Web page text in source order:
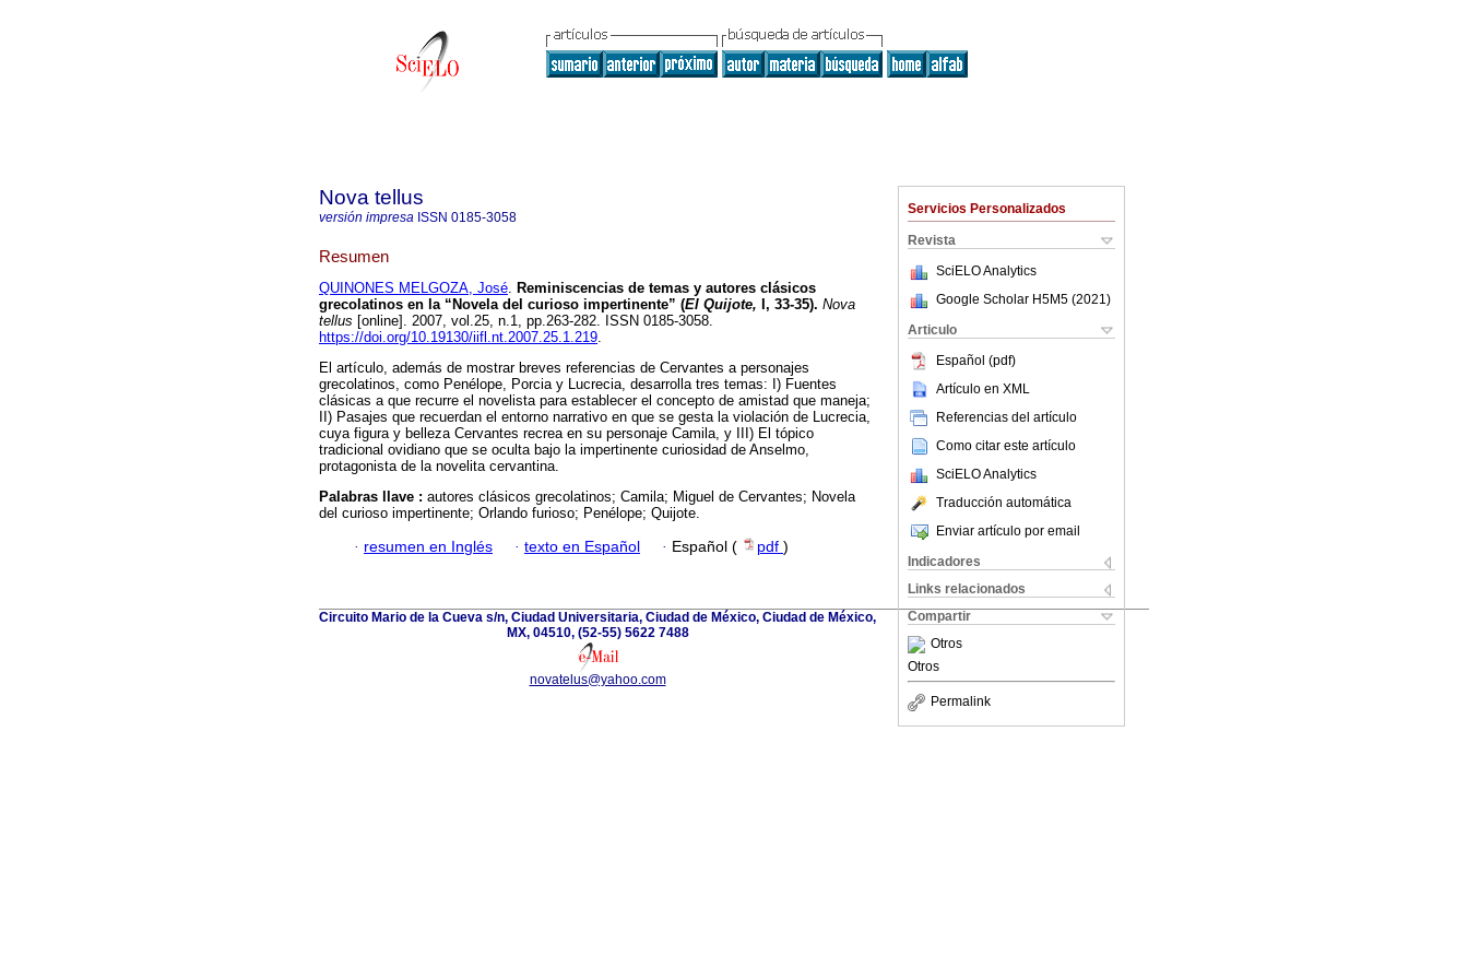
Servicios Personalizados
Revista
SciELO Analytics
Google Scholar H5M5 (2021 )
Articulo
Español (pdf)
Artículo en XML
Referencias del artículo
Como citar este artículo
SciELO Analytics
Traducción automática
Enviar artículo por email
Indicadores
Links relacionados
Compartir
Otros
Otros
Permalink
Nova tellus
versión impresa ISSN 0185-3058
Resumen
QUINONES MELGOZA, José. Reminiscencias de temas y autores clásicos
grecolatinos en la “Novela del curioso impertinente” (El Quijote, I, 33-35). Nova
tellus [online]. 2007, vol.25, n.1, pp.263-282. ISSN 0185-3058.
https://doi.org/10.19130/iifl.nt.2007.25.1.219.
El artículo, además de mostrar breves referencias de Cervantes a personajes
grecolatinos, como Penélope, Porcia y Lucrecia, desarrolla tres temas: I) Fuentes
clásicas a que recurre el novelista para establecer el concepto de amistad que maneja;
II) Pasajes que recuerdan el entorno narrativo en que se gesta la violación de Lucrecia,
cuya figura y belleza Cervantes recrea en su personaje Camila, y III) El tópico
tradicional ovidiano que se oculta bajo la impertinente curiosidad de Anselmo,
protagonista de la novelita cervantina.
Palabras llave : autores clásicos grecolatinos; Camila; Miguel de Cervantes; Novela
del curioso impertinente; Orlando furioso; Penélope; Quijote.
· resumen en Inglés · texto en Español · Español ( pdf )
Circuito Mario de la Cueva s/n, Ciudad Universitaria, Ciudad de México, Ciudad de México,
MX, 04510, (52-55) 5622 7488
novatelus@yahoo.com